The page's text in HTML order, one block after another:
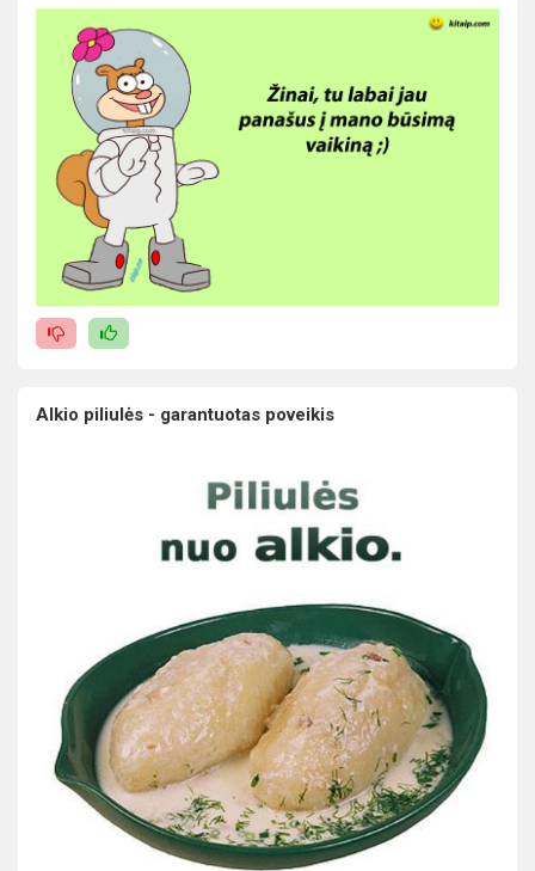
Alkio piliulės - garantuotas poveikis